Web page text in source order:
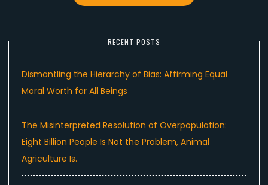
RECENT POSTS
Dismantling the Hierarchy of Bias: Affirming Equal
Moral Worth for All Beings
The Misinterpreted Resolution of Overpopulation:
Eight Billion People Is Not the Problem, Animal
Agriculture Is.